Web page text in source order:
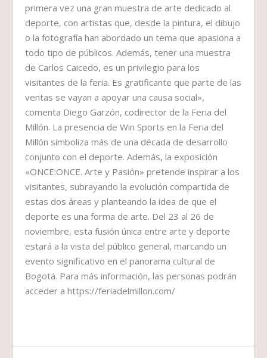
primera vez una gran muestra de arte dedicado al
deporte, con artistas que, desde la pintura, el dibujo
o la fotografía han abordado un tema que apasiona a
todo tipo de públicos. Además, tener una muestra
de Carlos Caicedo, es un privilegio para los
visitantes de la feria. Es gratificante que parte de las
ventas se vayan a apoyar una causa social»,
comenta Diego Garzón, codirector de la Feria del
Millón. La presencia de Win Sports en la Feria del
Millón simboliza más de una década de desarrollo
conjunto con el deporte. Además, la exposición
«ONCE:ONCE. Arte y Pasión» pretende inspirar a los
visitantes, subrayando la evolución compartida de
estas dos áreas y planteando la idea de que el
deporte es una forma de arte. Del 23 al 26 de
noviembre, esta fusión única entre arte y deporte
estará a la vista del público general, marcando un
evento significativo en el panorama cultural de
Bogotá. Para más información, las personas podrán
acceder a https://feriadelmillon.com/